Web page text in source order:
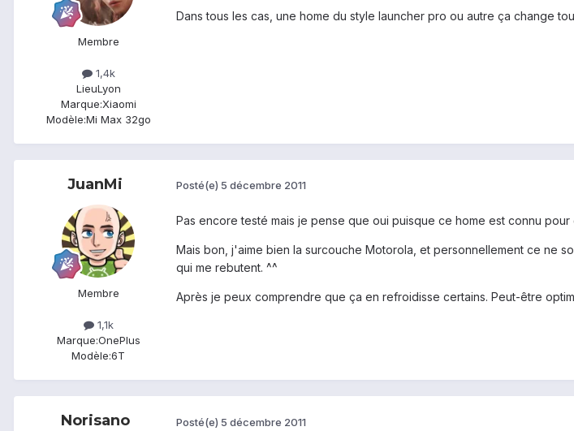
Membre
1,4k
LieuLyon
Marque:Xiaomi
Modèle:Mi Max 32go
Dans tous les cas, une home du style launcher pro ou autre ça change
JuanMi
Membre
1,1k
Marque:OnePlus
Modèle:6T
Posté(e) 5 décembre 2011
Pas encore testé mais je pense que oui puisque ce home est connu pour
Mais bon, j'aime bien la surcouche Motorola, et personnellement ce ne
qui me rebutent. ^^
Après je peux comprendre que ça en refroidisse certains. Peut-être
Norisano Posté(e) 5 décembre 2011